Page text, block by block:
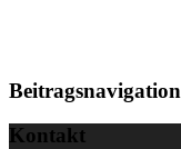
Beitragsnavigation
Kontakt